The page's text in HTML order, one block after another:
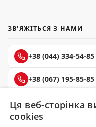
ЗВ'ЯЖІТЬСЯ З НАМИ
+38 (044) 334-54-85
+38 (067) 195-85-85
+38 (050) 145-85-45
Ця веб-сторінка
cookies